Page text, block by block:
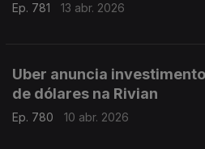
Ep. 781 13 abr. 2026
Uber anuncia
de dólares na Rivian
Ep. 780 10 abr. 2026